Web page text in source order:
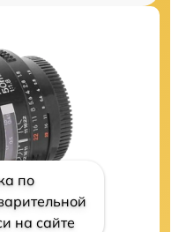
по
на сайте